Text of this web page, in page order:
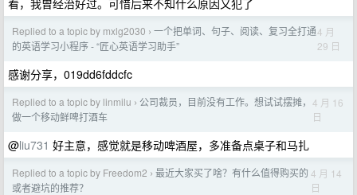
看，我曾经治好过。可惜后来不知什么原因又犯了
Replied to a topic by mxlg2030 › 一个把单词、句子、阅读、复习全打通
的英语学习小程序 - “匠心英语学习助手”
4 月
29 日
感谢分享，019dd6fddcfc
Replied to a topic by linmilu › 公司裁员，目前没有工作。想试试摆摊，
做一个移动鲜啤打酒车
4 月 16
日
@liu731 好主意，感觉就是移动啤酒屋，多准备点桌子和马扎
Replied to a topic by Freedom2 › 最近大家买了啥？有什么值得购买的
或者避坑的推荐？
4 月 14
日